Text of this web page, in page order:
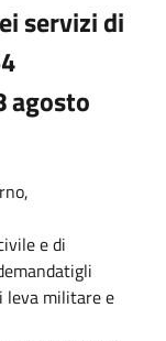
servizi di
agosto
e di
leva militare e